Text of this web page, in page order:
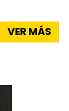
VER MÁS